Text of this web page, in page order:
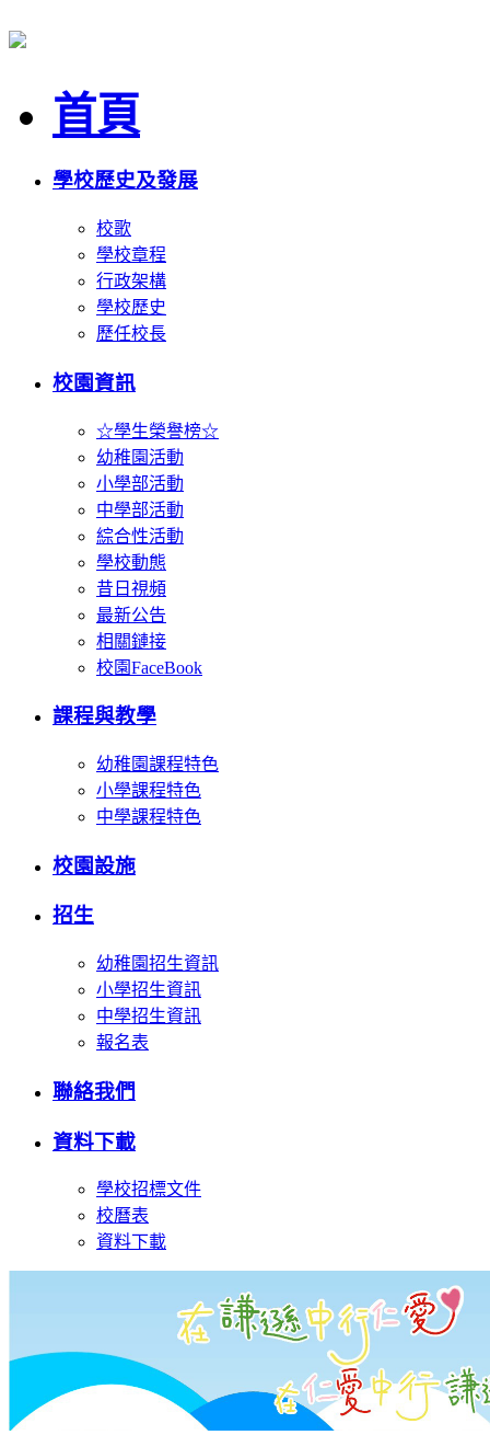
首頁
學校歷史及發展
校歌
學校章程
行政架構
學校歷史
歷任校長
校園資訊
☆學生榮譽榜☆
幼稚園活動
小學部活動
中學部活動
綜合性活動
學校動態
昔日視頻
最新公告
相關鏈接
校園FaceBook
課程與教學
幼稚園課程特色
小學課程特色
中學課程特色
校園設施
招生
幼稚園招生資訊
小學招生資訊
中學招生資訊
報名表
聯絡我們
資料下載
學校招標文件
校曆表
資料下載